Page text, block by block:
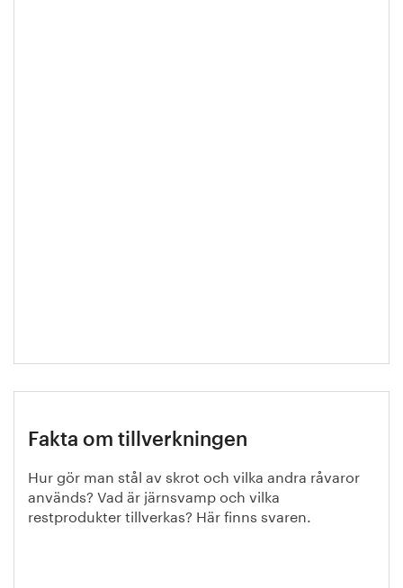
Fakta om tillverkningen
Hur gör man stål av skrot och vilka andra råvaror
används? Vad är järnsvamp och vilka
restprodukter tillverkas? Här finns svaren.